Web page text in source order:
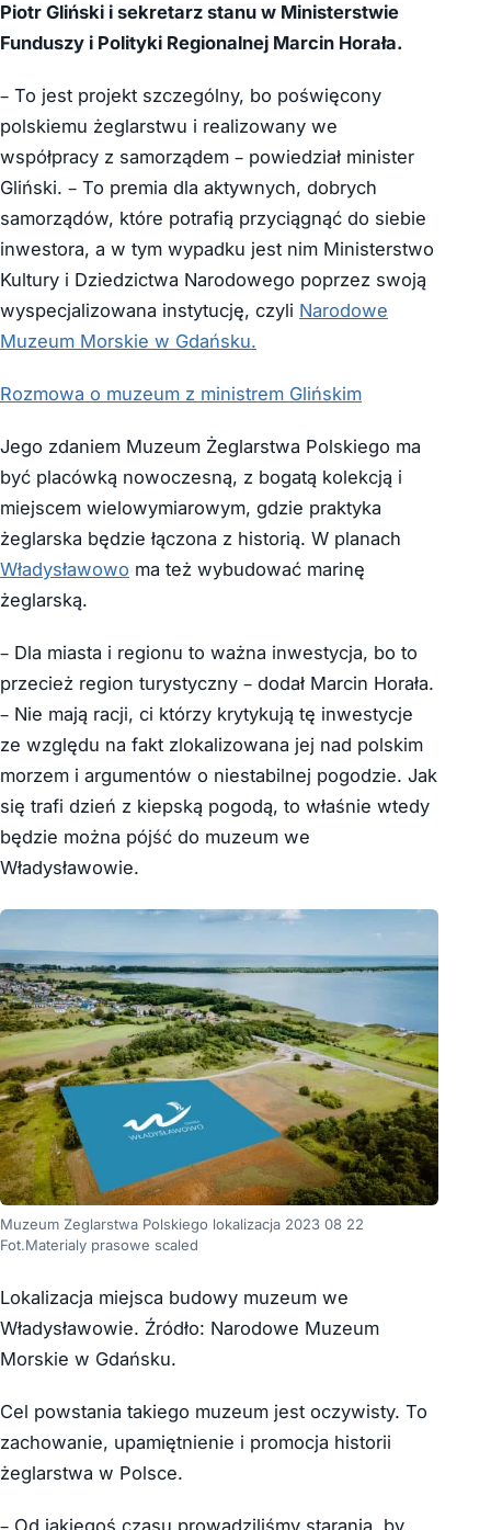
Piotr Gliński i sekretarz stanu w Ministerstwie
Funduszy i Polityki Regionalnej Marcin Horała.
– To jest projekt szczególny, bo poświęcony
polskiemu żeglarstwu i realizowany we
współpracy z samorządem – powiedział minister
Gliński. – To premia dla aktywnych, dobrych
samorządów, które potrafią przyciągnąć do siebie
inwestora, a w tym wypadku jest nim Ministerstwo
Kultury i Dziedzictwa Narodowego poprzez swoją
wyspecjalizowana instytucję, czyli Narodowe
Muzeum Morskie w Gdańsku.
Rozmowa o muzeum z ministrem Glińskim
Jego zdaniem Muzeum Żeglarstwa Polskiego ma
być placówką nowoczesną, z bogatą kolekcją i
miejscem wielowymiarowym, gdzie praktyka
żeglarska będzie łączona z historią. W planach
Władysławowo ma też wybudować marinę
żeglarską.
– Dla miasta i regionu to ważna inwestycja, bo to
przecież region turystyczny – dodał Marcin Horała.
– Nie mają racji, ci którzy krytykują tę inwestycje
ze względu na fakt zlokalizowana jej nad polskim
morzem i argumentów o niestabilnej pogodzie. Jak
się trafi dzień z kiepską pogodą, to właśnie wtedy
będzie można pójść do muzeum we
Władysławowie.
Muzeum Zeglarstwa Polskiego lokalizacja 2023 08 22
Fot.Materialy prasowe scaled
Lokalizacja miejsca budowy muzeum we
Władysławowie. Źródło: Narodowe Muzeum
Morskie w Gdańsku.
Cel powstania takiego muzeum jest oczywisty. To
zachowanie, upamiętnienie i promocja historii
żeglarstwa w Polsce.